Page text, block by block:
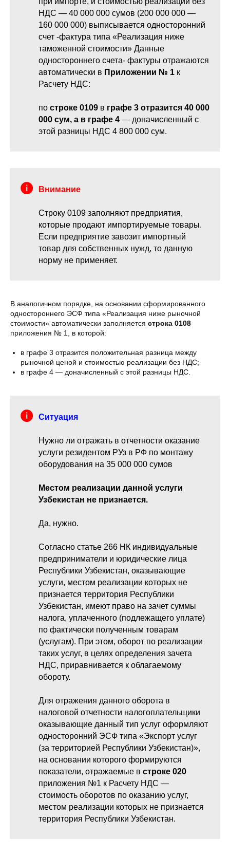
НДС — 40 000 000 сумов (200 000 000 —
160 000 000) выписывается односторонний
счет -фактура типа «Реализация ниже
таможенной стоимости» Данные
одностороннего счета- фактуры отражаются
автоматически в Приложении № 1 к
Расчету НДС:
по строке 0109 в графе 3 отразится 40 000
000 сум, а в графе 4 — доначисленный с
этой разницы НДС 4 800 000 сум.
Внимание
Строку 0109 заполняют предприятия,
которые продают импортируемые товары.
Если предприятие завозит импортный
товар для собственных нужд, то данную
норму не применяет.
В аналогичном порядке, на основании сформированного
одностороннего ЭСФ типа «Реализация ниже рыночной
стоимости» автоматически заполняется строка 0108
приложения № 1, в которой:
в графе 3 отразится положительная разница между
рыночной ценой и стоимостью реализации без НДС;
в графе 4 — доначисленный с этой разницы НДС.
Ситуация
Нужно ли отражать в отчетности оказание
услуги резидентом РУз в РФ по монтажу
оборудования на 35 000 000 сумов
Местом реализации данной услуги
Узбекистан не признается.
Да, нужно.
Согласно статье 266 НК индивидуальные
предприниматели и юридические лица
Республики Узбекистан, оказывающие
услуги, местом реализации которых не
признается территория Республики
Узбекистан, имеют право на зачет суммы
налога, уплаченного (подлежащего уплате)
по фактически полученным товарам
(услугам). При этом, оборот по реализации
таких услуг, в целях определения зачета
НДС, приравнивается к облагаемому
обороту.
Для отражения данного оборота в
налоговой отчетности налогоплательщики
оказывающие данный тип услуг оформляют
односторонний ЭСФ типа «Экспорт услуг
(за территорией Республики Узбекистан)»,
на основании которого формируются
показатели, отражаемые в строке 020
приложения №1 к Расчету НДС —
стоимость оборотов по оказанию услуг,
местом реализации которых не признается
территория Республики Узбекистан.